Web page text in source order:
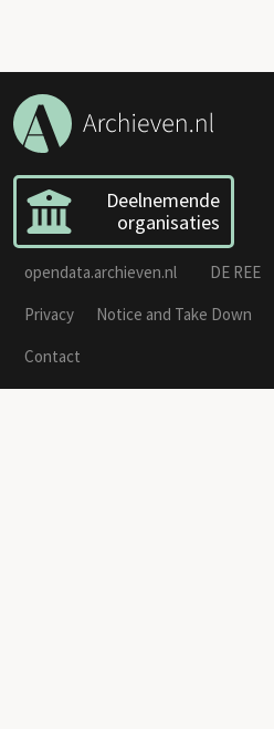
Deelnemende
organisaties
opendata.archieven.nl DE REE
Privacy
Notice and Take Down
Contact